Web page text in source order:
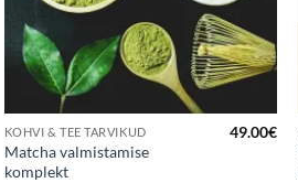
KOHVI & TEE TARVIKUD
Matcha valmistamise
komplekt
49.00€